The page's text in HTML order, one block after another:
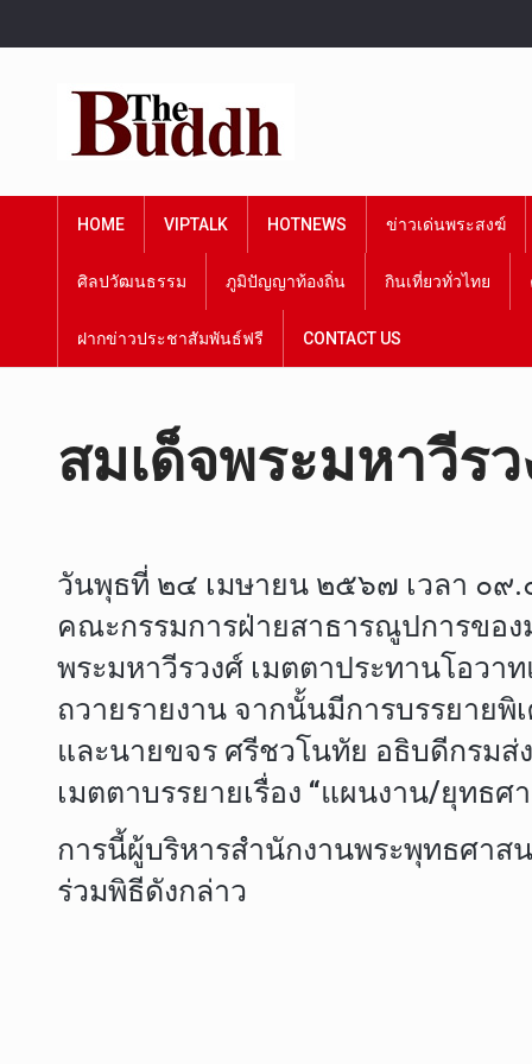
HOME VIPTALK HOTNEWS ข่าวเด่นพระสงฆ์
ศิลปวัฒนธรรม ภูมิปัญญาท้องถิ่น กินเที่ยวทั่วไทย
ฝากข่าวประชาสัมพันธ์ฟรี CONTACT US
สมเด็จพระมหาวีร
วันพุธที่ ๒๔ เมษายน ๒๕๖๗ เวลา ๐๙.
คณะกรรมการฝ่ายสาธารณูปการของ
พระมหาวีรวงศ์ เมตตาประทานโอวา
ถวายรายงาน จากนั้นมีการบรรยายพิ
และนายขจร ศรีชวโนทัย อธิบดีกรมส่
เมตตาบรรยายเรื่อง “แผนงาน/ยุทธ
การนี้ผู้บริหารสำนักงานพระพุทธศาส
ร่วมพิธีดังกล่าว